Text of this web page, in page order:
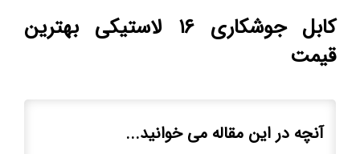
کابل جوشکاری ۱۶ لاستیکی بهترین
قیمت
آنچه در این مقاله می خوانید...